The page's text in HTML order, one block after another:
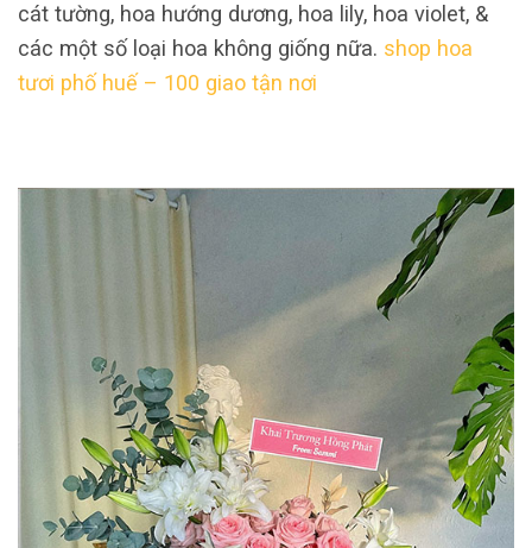
cát tường, hoa hướng dương, hoa lily, hoa violet, &
các một số loại hoa không giống nữa. shop hoa
tươi phố huế – 100 giao tận nơi